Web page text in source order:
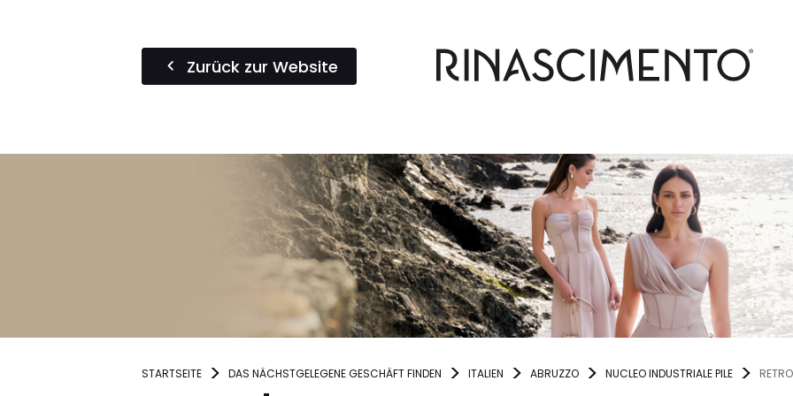
Zurück zur Website
STARTSEITE DAS NÄCHSTGELEGENE GESCHÄFT FINDEN ITALIEN ABRUZZO NUCLEO INDUSTRIALE PILE